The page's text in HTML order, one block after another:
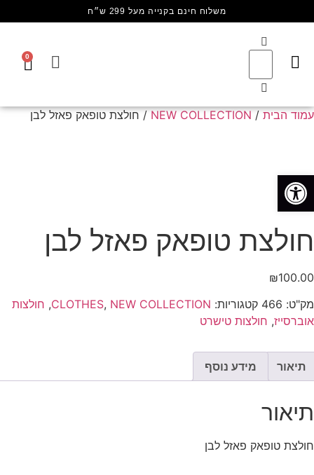
משלוח חינם בקנייה מעל 299 ש״ח
0
עמוד הבית /
NEW COLLECTION / חולצת טופאק פאזל לבן
חולצת טופאק פאזל לבן
₪100.00
מק"ט: 466 קטגוריות: CLOTHES, NEW COLLECTION
, חולצות
אוברסייז, חולצות טישרט
תיאור מידע נוסף
תיאור
חולצת טופאק פאזל לבן
פתח סרגל נגישות